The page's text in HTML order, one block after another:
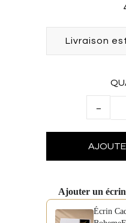
Livraison
−
Ajouter un
Use the Previous
Écrin